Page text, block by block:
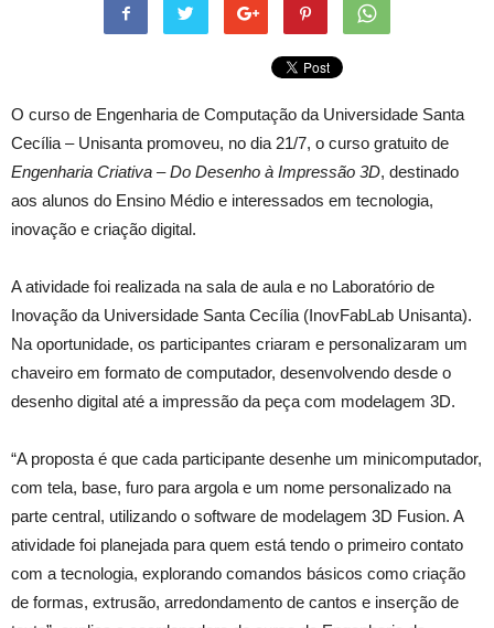
O curso de Engenharia de Computação da Universidade Santa
Cecília – Unisanta promoveu, no dia 21/7, o curso gratuito de
Engenharia Criativa – Do Desenho à Impressão 3D, destinado
aos alunos do Ensino Médio e interessados em tecnologia,
inovação e criação digital.
A atividade foi realizada na sala de aula e no Laboratório de
Inovação da Universidade Santa Cecília (InovFabLab Unisanta).
Na oportunidade, os participantes criaram e personalizaram um
chaveiro em formato de computador, desenvolvendo desde o
desenho digital até a impressão da peça com modelagem 3D.
“A proposta é que cada participante desenhe um minicomputador,
com tela, base, furo para argola e um nome personalizado na
parte central, utilizando o software de modelagem 3D Fusion. A
atividade foi planejada para quem está tendo o primeiro contato
com a tecnologia, explorando comandos básicos como criação
de formas, extrusão, arredondamento de cantos e inserção de